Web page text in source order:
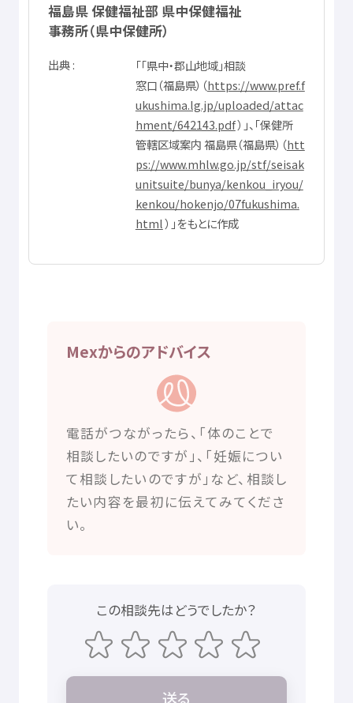
福島県 保健福祉部 県中保健福祉
事務所（県中保健所）
出典 「「県中・郡山地域」相談
窓口（福島県）（https://www.pref.f
ukushima.lg.jp/uploaded/attac
hment/642143.pdf）」、「保健所
管轄区域案内福島県（福島県）（htt
ps://www.mhlw.go.jp/stf/seisak
unitsuite/bunya/kenkou_iryou/
kenkou/hokenjo/07fukushima.
html）」をもとに作成
Mexからのアドバイス
電話がつながったら、「体のことで
相談 したいのですが」、「妊娠につい
て相談 したいのですが」など、 相談 し
たい内容を最初に伝えてみてくださ
い。
この相談先はどうでしたか？
送る